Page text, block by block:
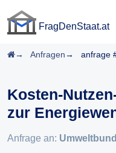
FragDenStaat.at
Startseite
Anfragen anfrage
Kosten-
zur
Anfrage an: